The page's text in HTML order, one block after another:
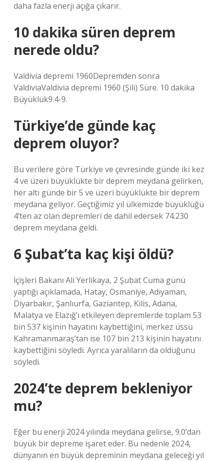
daha fazla enerji açığa çıkarır.
10 dakika süren deprem
nerede oldu?
Valdivia depremi 1960Depremden sonra
ValdiviaValdivia depremi 1960 (Şili) Süre. 10 dakika
Büyüklük9.4-9.
Türkiye’de günde kaç
deprem oluyor?
Bu verilere göre Türkiye ve çevresinde günde iki kez
4 ve üzeri büyüklükte bir deprem meydana gelirken,
her altı günde bir 5 ve üzeri büyüklükte bir deprem
meydana geliyor. Geçtiğimiz yıl ülkemizde büyüklüğü
4’ten az olan depremleri de dahil edersek 74.230
deprem meydana geldi.
6 Şubat’ta kaç kişi öldü?
İçişleri Bakanı Ali Yerlikaya, 2 Şubat Cuma günü
yaptığı açıklamada, Hatay, Osmaniye, Adıyaman,
Diyarbakır, Şanlıurfa, Gaziantep, Kilis, Adana,
Malatya ve Elazığ’ı etkileyen depremlerde toplam 53
bin 537 kişinin hayatını kaybettiğini, merkez üssü
Kahramanmaraş’tan ise 107 bin 213 kişinin hayatını
kaybettiğini söyledi. Ayrıca yaralıların da olduğunu
söyledi.
2024’te deprem bekleniyor
mu?
Eğer bu enerji 2024 yılında meydana gelirse, 9.0’dan
büyük bir depreme işaret eder. Bu nedenle 2024,
dünyanın en büyük depreminin meydana geleceği yıl